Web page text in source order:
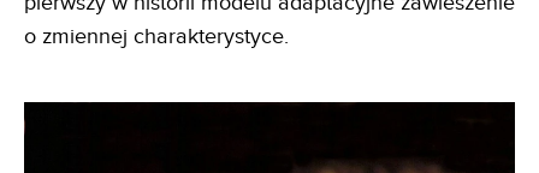
o zmiennej charakterystyce.